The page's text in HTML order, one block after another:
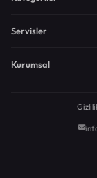
Servisler
Kurumsal